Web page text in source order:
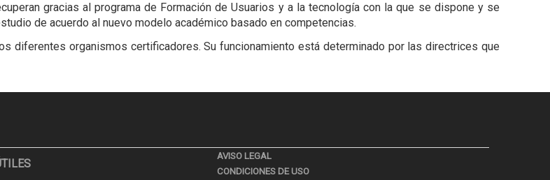
gracias al programa de Formación de Usuarios y a la tecnología con la que se dispone y se
de acuerdo al nuevo modelo académico basado en competencias.
diferentes organismos certificadores. Su funcionamiento está determinado por las directrices que
AVISO LEGAL
CONDICIONES DE USO